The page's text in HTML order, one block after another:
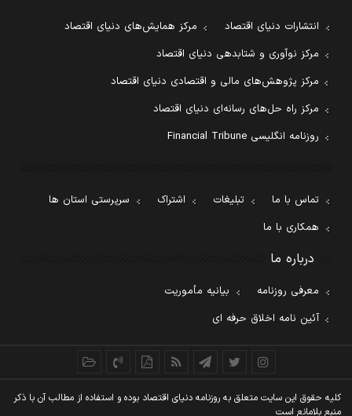
انتشارات دنیای اقتصاد
مرکز همایش‌های دنیای اقتصاد
مرکز نوآوری و شتابدهی دنیای اقتصاد
مرکز پژوهش‌های مالی و اقتصادی دنیای اقتصاد
مرکز راه حل‌های رسانه‌ای دنیای اقتصاد
روزنامه انگلیسی Financial Tribune
تماس با ما تبلیغات اشتراک
سرپرستی استان ها
همکاری با ما
درباره ما
معرفی روزنامه
بیانیه مأموریت
آئین نامه اخلاق حرفه ای
کليه حقوق اين سايت متعلق به روزنامه دنيای اقتصاد بوده و استفاده از مطالب آن با ذکر
منبع بلامانع است